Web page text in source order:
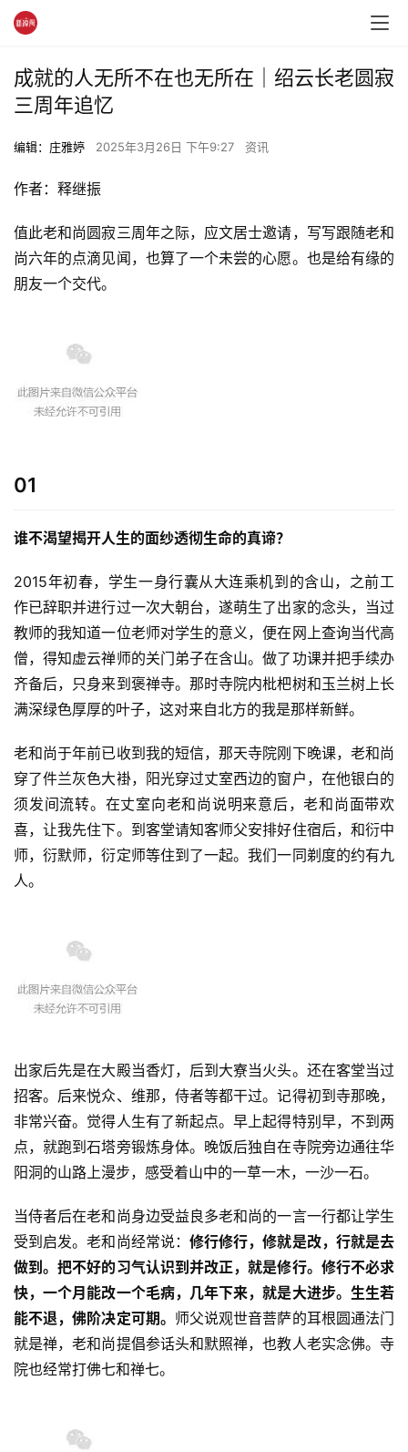
成就的人无所不在也无所在｜绍云长老圆寂
三周年追忆
编辑：庄雅婷 2025年3月26日 下午9:27 资讯
作者：释继振
值此老和尚圆寂三周年之际，应文居士邀请，写写跟随老和
尚六年的点滴见闻，也算了一个未尝的心愿。也是给有缘的
朋友一个交代。
01
谁不渴望揭开人生的面纱透彻生命的真谛？
2015年初春，学生一身行囊从大连乘机到的含山，之前工
作已辞职并进行过一次大朝台，遂萌生了出家的念头，当过
教师的我知道一位老师对学生的意义，便在网上查询当代高
僧，得知虚云禅师的关门弟子在含山。做了功课并把手续办
齐备后，只身来到褒禅寺。那时寺院内枇杷树和玉兰树上长
满深绿色厚厚的叶子，这对来自北方的我是那样新鲜。
老和尚于年前已收到我的短信，那天寺院刚下晚课，老和尚
穿了件兰灰色大褂，阳光穿过丈室西边的窗户，在他银白的
须发间流转。在丈室向老和尚说明来意后，老和尚面带欢
喜，让我先住下。到客堂请知客师父安排好住宿后，和衍中
师，衍默师，衍定师等住到了一起。我们一同剃度的约有九
人。
出家后先是在大殿当香灯，后到大寮当火头。还在客堂当过
招客。后来悦众、维那，侍者等都干过。记得初到寺那晚，
非常兴奋。觉得人生有了新起点。早上起得特别早，不到两
点，就跑到石塔旁锻炼身体。晚饭后独自在寺院旁边通往华
阳洞的山路上漫步，感受着山中的一草一木，一沙一石。
当侍者后在老和尚身边受益良多老和尚的一言一行都让学生
受到启发。老和尚经常说： 修行修行，修就是改，行就是去
做到。把不好的习气认识到并改正，就是修行。修行不必求
快，一个月能改一个毛病，几年下来，就是大进步。生生若
能不退，佛阶决定可期。 师父说观世音菩萨的耳根圆通法门
就是禅，老和尚提倡参话头和默照禅，也教人老实念佛。寺
院也经常打佛七和禅七。